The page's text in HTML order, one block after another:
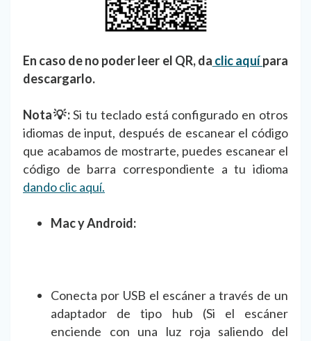
En caso de no poder leer el QR, da clic aquípara
descargarlo.
Nota💡:Si tu teclado está configurado en otros
idiomas de input, después de escanear el código
que acabamos de mostrarte, puedes escanear el
código de barra correspondiente a tu idioma
dando clic aquí.
Mac y Android:
Conecta por USB el escáner a través de un
adaptador de tipo hub (Si el escáner
enciende con una luz roja saliendo del